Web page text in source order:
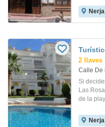
Nerja
2 llaves
Calle De
Si
Las
de la
Nerja